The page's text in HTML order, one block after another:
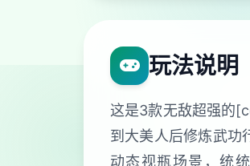
玩法说明
这是3款无敌超强的
到大美人后修炼武功
动态视瓶场景，统